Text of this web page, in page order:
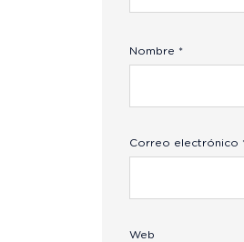
Nombre *
Correo electrónico
Web